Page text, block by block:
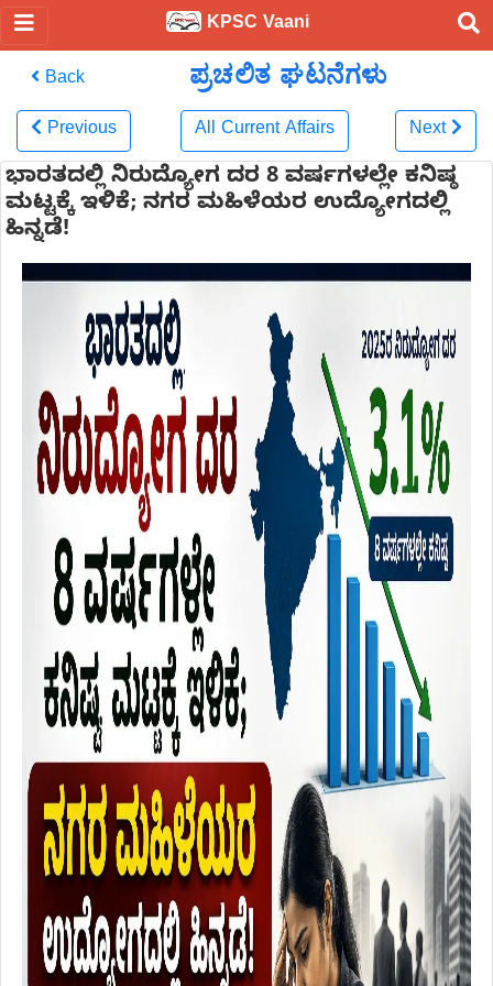
KPSC Vaani
Back ಪ್ರಚಲಿತ ಘಟನೆಗಳು
Previous All Current Affairs Next
ಭಾರತದಲ್ಲಿ ನಿರುದ್ಯೋಗ ದರ 8 ವರ್ಷಗಳಲ್ಲೇ ಕನಿಷ್ಠ
ಮಟ್ಟಕ್ಕೆ ಇಳಿಕೆ; ನಗರ ಮಹಿಳೆಯರ ಉದ್ಯೋಗದಲ್ಲಿ
ಹಿನ್ನಡೆ!